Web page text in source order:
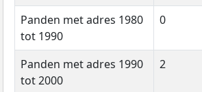
Panden met adres 1980
tot 1990
0
Panden met adres 1990
tot 2000
2